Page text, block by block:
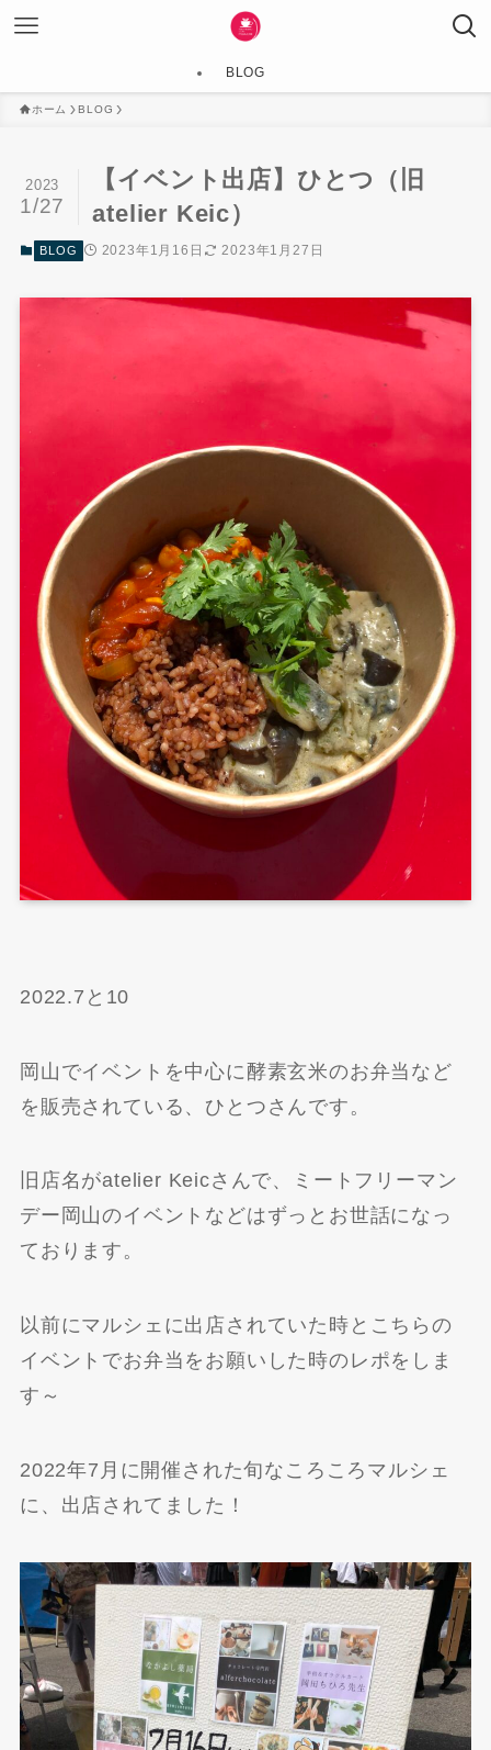
BLOG
ホーム BLOG
【イベント出店】ひとつ（旧
atelier Keic）
2023
1/27
BLOG 2023年1月16日 2023年1月27日
2022.7と10
岡山でイベントを中心に酵素玄米のお弁当など
を販売されている、ひとつさんです。
旧店名がatelier Keicさんで、ミートフリーマン
デー岡山のイベントなどはずっとお世話になっ
ております。
以前にマルシェに出店されていた時とこちらの
イベントでお弁当をお願いした時のレポをしま
す～
2022年7月に開催された旬なころころマルシェ
に、出店されてました！